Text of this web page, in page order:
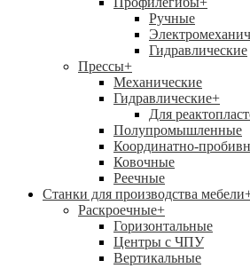
Ручные
Гидравлические
Прессы+
Механические
Гидравлические+
Для
Полупромышленные
Координатно-
Ковочные
Реечные
Станки для производства мебели
Раскроечные+
Горизонтальные
Центры с ЧПУ
Вертикальные